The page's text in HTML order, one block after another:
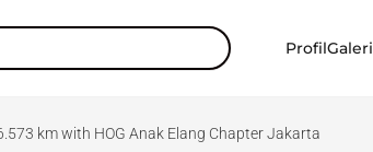
ProfilGaleri
km with HOG Anak Elang Chapter Jakarta